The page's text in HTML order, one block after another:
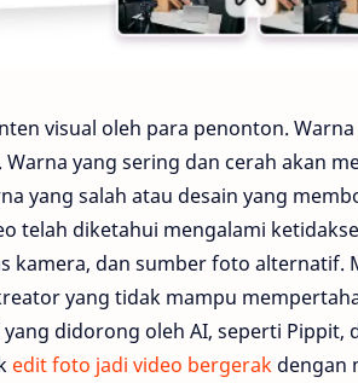
visual oleh para penonton.
yang sering dan cerah akan
yang salah atau desain yang
telah diketahui mengalami
kamera, dan sumber foto alternatif.
yang tidak mampu
didorong oleh AI, seperti Pippit,
edit foto jadi video bergerak dengan